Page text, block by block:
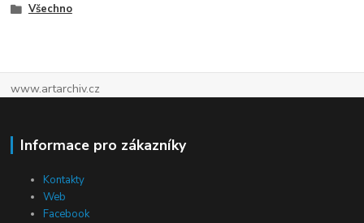
Všechno
www.artarchiv.cz
Informace pro zákazníky
Kontakty
Web
Facebook